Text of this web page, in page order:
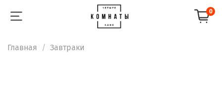
0
Главная Завтраки